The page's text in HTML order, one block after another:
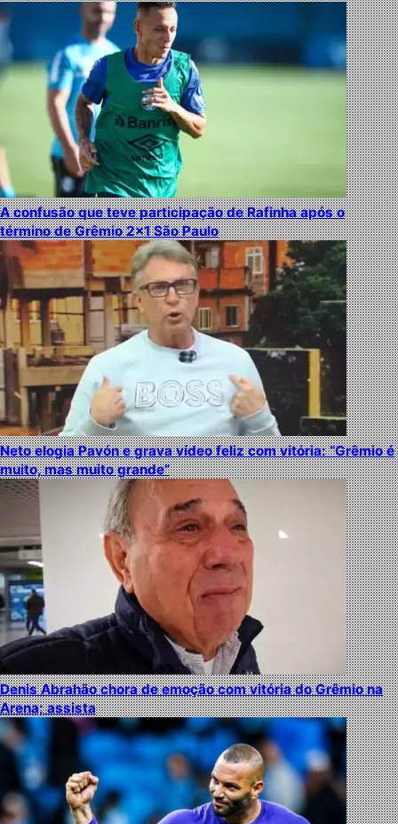
A confusão que teve participação de Rafinha após o
término de Grêmio 2×1 São Paulo
Neto elogia Pavón e grava vídeo feliz com vitória: “Grêmio é
muito, mas muito grande”
Denis Abrahão chora de emoção com vitória do Grêmio na
Arena; assista